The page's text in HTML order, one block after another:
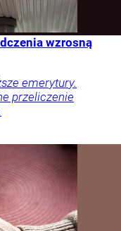
wzrosną
emerytury.
przeliczenie